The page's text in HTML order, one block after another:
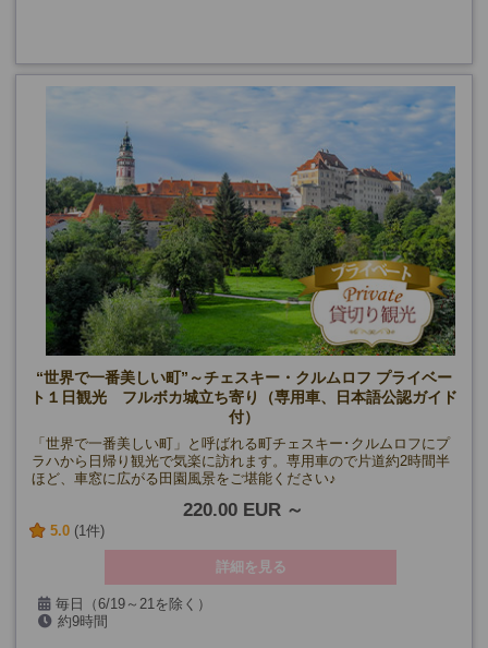
“世界で一番美しい町”～チェスキー・クルムロフ プライベー
ト１日観光 フルボカ城立ち寄り（専用車、日本語公認ガイド
付）
「世界で一番美しい町」と呼ばれる町チェスキー･クルムロフにプ
ラハから日帰り観光で気楽に訪れます。専用車ので片道約2時間半
ほど、車窓に広がる田園風景をご堪能ください♪
220.00 EUR
5.0 (1件)
詳細を見る
毎日（6/19～21を除く）
約9時間